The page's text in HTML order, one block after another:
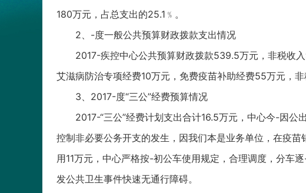
180万元，占总支出的25.1﹪。
2、-度一般公共预算财政拨款支出情况
2017-疾控中心公共预算财政拨款539.5万元，非税收
艾滋病防治专项经费10万元，免费疫苗补助经费55万元，非
3、2017-度“三公”经费预算情况
2017-“三公”经费计划支出合计16.5万元，中心今-因
控制非必要公务开支的发生，因我们本是业务单位，在疫
用11万元，中心严格按-初公车使用规定，合理调度，分车
发公共卫生事件快速无通行障碍。